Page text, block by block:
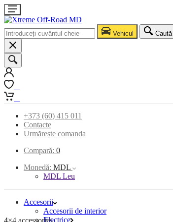
Vehicul Caută
+373 (60) 415 011
Contacte
Urmărește comanda
Compară: 0
Monedă: MDL
MDL Leu
Accesorii
Accesorii de interior
Electrice
4×4 accessories